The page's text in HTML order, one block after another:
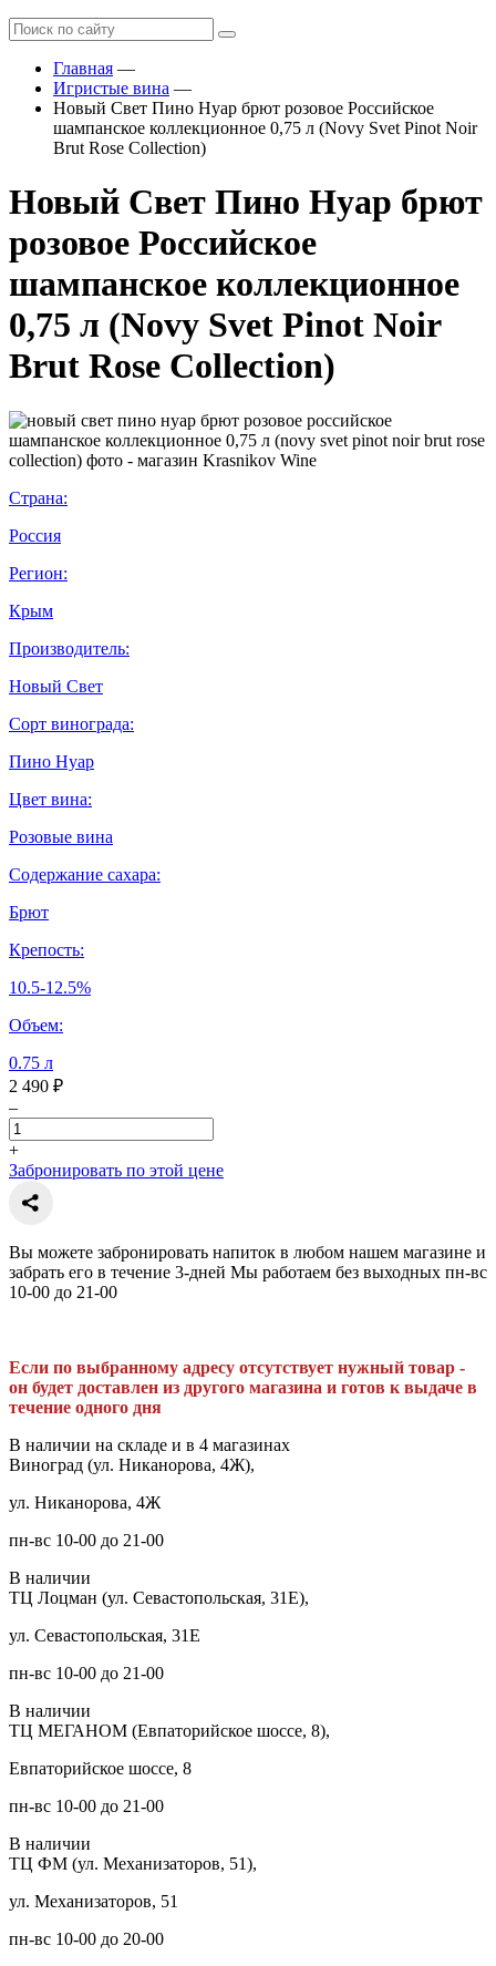
Главная —
Игристые вина —
Новый Свет Пино Нуар брют розовое Российское
шампанское коллекционное 0,75 л (Novy Svet Pinot Noir
Brut Rose Collection)
Новый Свет Пино Нуар брют
розовое Российское
шампанское коллекционное
0,75 л (Novy Svet Pinot Noir
Brut Rose Collection)
Страна:
Россия
Регион:
Крым
Производитель:
Новый Свет
Сорт винограда:
Пино Нуар
Цвет вина:
Розовые вина
Содержание сахара:
Брют
Крепость:
10.5-12.5%
Объем:
0.75 л
2 490 ₽
–
+
Забронировать по этой цене
Вы можете забронировать напиток в любом нашем магазине и
забрать его в течение 3-дней Мы работаем без выходных пн-вс
10-00 до 21-00
Если по выбранному адресу отсутствует нужный товар -
он будет доставлен из другого магазина и готов к выдаче в
течение одного дня
В наличии на складе и в 4 магазинах
Виноград (ул. Никанорова, 4Ж),
ул. Никанорова, 4Ж
пн-вс 10-00 до 21-00
В наличии
ТЦ Лоцман (ул. Севастопольская, 31Е),
ул. Севастопольская, 31Е
пн-вс 10-00 до 21-00
В наличии
ТЦ МЕГАНОМ (Евпаторийское шоссе, 8),
Евпаторийское шоссе, 8
пн-вс 10-00 до 21-00
В наличии
ТЦ ФМ (ул. Механизаторов, 51),
ул. Механизаторов, 51
пн-вс 10-00 до 20-00